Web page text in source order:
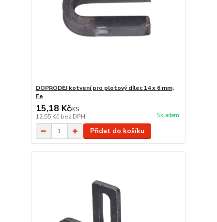
DOPRODEJ kotvení pro plotový dílec 14 x 6 mm,
Fe
15,18 Kč/KS
12,55 Kč bez DPH Skladem
Přidat do košíku